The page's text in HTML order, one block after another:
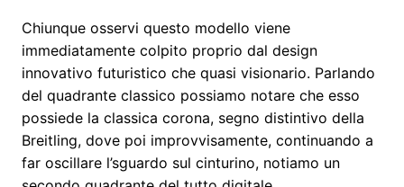
Chiunque osservi questo modello viene
immediatamente colpito proprio dal design
innovativo futuristico che quasi visionario. Parlando
del quadrante classico possiamo notare che esso
possiede la classica corona, segno distintivo della
Breitling, dove poi improvvisamente, continuando a
far oscillare l’sguardo sul cinturino, notiamo un